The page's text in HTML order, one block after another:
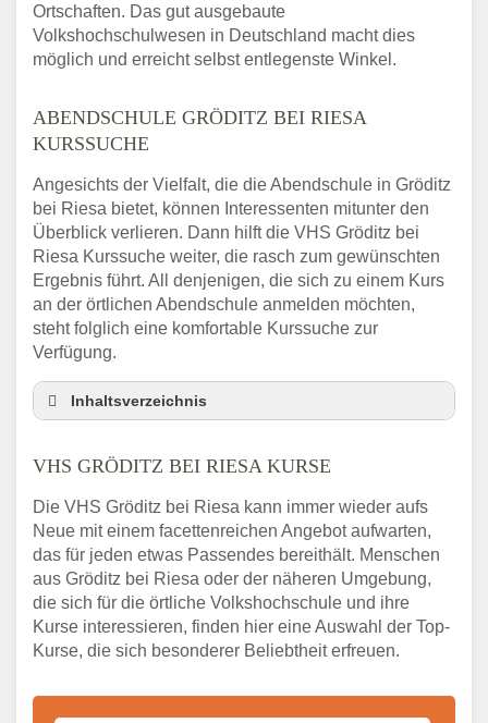
Ortschaften. Das gut ausgebaute
Volkshochschulwesen in Deutschland macht dies
möglich und erreicht selbst entlegenste Winkel.
ABENDSCHULE GRÖDITZ BEI RIESA
KURSSUCHE
Angesichts der Vielfalt, die die Abendschule in Gröditz
bei Riesa bietet, können Interessenten mitunter den
Überblick verlieren. Dann hilft die VHS Gröditz bei
Riesa Kurssuche weiter, die rasch zum gewünschten
Ergebnis führt. All denjenigen, die sich zu einem Kurs
an der örtlichen Abendschule anmelden möchten,
steht folglich eine komfortable Kurssuche zur
Verfügung.
Inhaltsverzeichnis
Umgebung
Abendschule Gröditz bei Riesa Kurssuche
VHS Gröditz bei Riesa Kurse
VHS Gröditz bei Riesa – Öffnungszeiten und
Telefonnummer
Stellenangebote der Volkshochschule
Gröditz bei Riesa
VHS GRÖDITZ BEI RIESA KURSE
Die VHS Gröditz bei Riesa kann immer wieder aufs
Neue mit einem facettenreichen Angebot aufwarten,
das für jeden etwas Passendes bereithält. Menschen
aus Gröditz bei Riesa oder der näheren Umgebung,
die sich für die örtliche Volkshochschule und ihre
Kurse interessieren, finden hier eine Auswahl der Top-
Kurse, die sich besonderer Beliebtheit erfreuen.